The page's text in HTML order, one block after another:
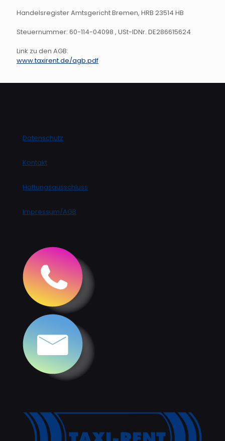
Handelsregister Amtsgericht Bremen, HRB 23514 HB
Steuernummer: 60-114-04098 , USt-IDNr. DE286615624
Link zu den AGB:
www.taxirent.de/agb.pdf
Datenschutz
Kontakt
Haftungsausschluss
Impressum/AGB